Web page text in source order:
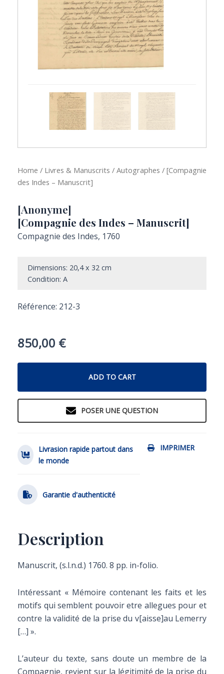
Home / Livres & Manuscrits / Autographes / [Compagnie
des Indes – Manuscrit]
[Anonyme]
[Compagnie des Indes – Manuscrit]
Compagnie des Indes, 1760
Dimensions: 20,4 x 32 cm
Condition: A
Référence: 212-3
850,00 €
ADD TO CART
POSER UNE QUESTION
IMPRIMER
Livrasion rapide partout dans
le monde
Garantie d'authenticité
Description
Manuscrit, (s.l.n.d.) 1760. 8 pp. in-folio.
Intéressant « Mémoire contenant les faits et les
motifs qui semblent pouvoir etre allegues pour et
contre la validité de la prise du v[aisse]au Lemerry
[…] ».
L’auteur du texte, sans doute un membre de la
Compagnie, revient sur la légitimité de la prise du